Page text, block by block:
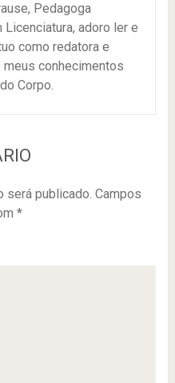
Pedagoga
Licenciatura, adoro ler e
como redatora e
conhecimentos
Corpo.
será publicado. Campos
*